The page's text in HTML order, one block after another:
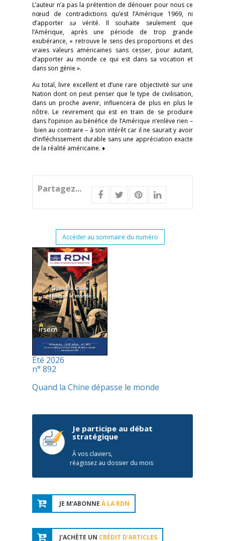
L’auteur n’a pas la prétention de dénouer pour nous ce
nœud de contradictions qu’est l’Amérique 1969, ni
d’apportersa vérité. Il souhaite seulement que
l’Amérique, après une période de trop grande
exubérance, « retrouve le sens des proportions et des
vraies valeurs américaines sans cesser, pour autant,
d’apporter au monde ce qui est dans sa vocation et
dans son génie ».
Au total, livre excellent et d’une rare objectivité sur une
Nation dont on peut penser que le type de civilisation,
dans un proche avenir, influencera de plus en plus le
nôtre. Le revirement qui est en train de se produire
dans l’opinion au bénéfice de l’Amérique n’enlève rien –
bien au contraire – à son intérêt car il ne saurait y avoir
d’infléchissement durable sans une appréciation exacte
de la réalité américaine. ♦
Partagez...
Accéder au sommaire du numéro
Été 2026
n° 892
Quand la Chine dépasse le monde
Je participe au débat
stratégique
À vos claviers,
réagissez au dossier du mois
JE M'ABONNE À LA RDN
J'ACHÈTE UN CRÉDIT D'ARTICLES